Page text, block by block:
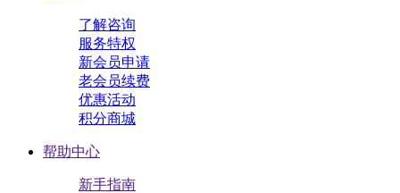
了解咨询
服务特权
新会员申请
老会员续费
优惠活动
积分商城
帮助中心
新手指南